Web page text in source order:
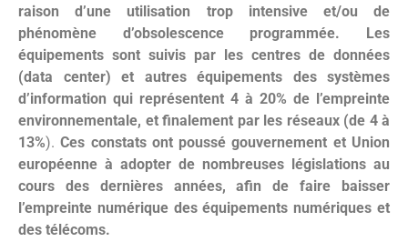
raison d’une utilisation trop intensive et/ou de
phénomène d’obsolescence programmée. Les
équipements sont suivis par les centres de données
(data center) et autres équipements des systèmes
d’information qui représentent 4 à 20% de l’empreinte
environnementale, et finalement par les réseaux (de 4 à
13%). Ces constats ont poussé gouvernement et Union
européenne à adopter de nombreuses législations au
cours des dernières années, afin de faire baisser
l’empreinte numérique des équipements numériques et
des télécoms.